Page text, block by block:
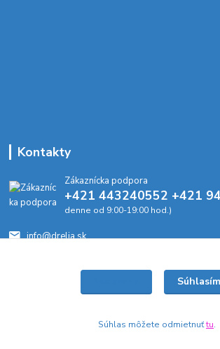
Kontakty
Zákaznícka podpora
+421 443240552 +421
denne od 9:00-19:00 hod.)
info@drelia.sk
Súhlasím
Súhlas môžete odmietnuťtu.